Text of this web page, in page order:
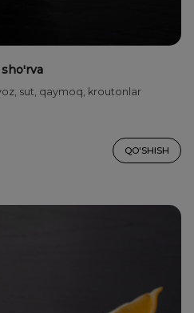
sut, qaymoq, kroutonlar
QO'SHISH